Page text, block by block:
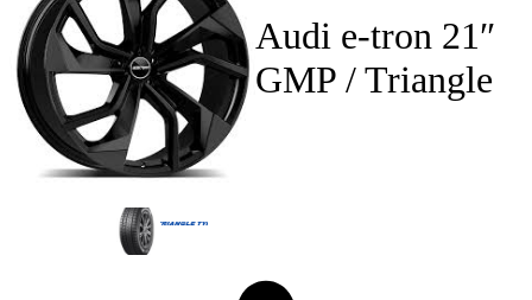
Audi e-tron 21″
GMP / Triangle